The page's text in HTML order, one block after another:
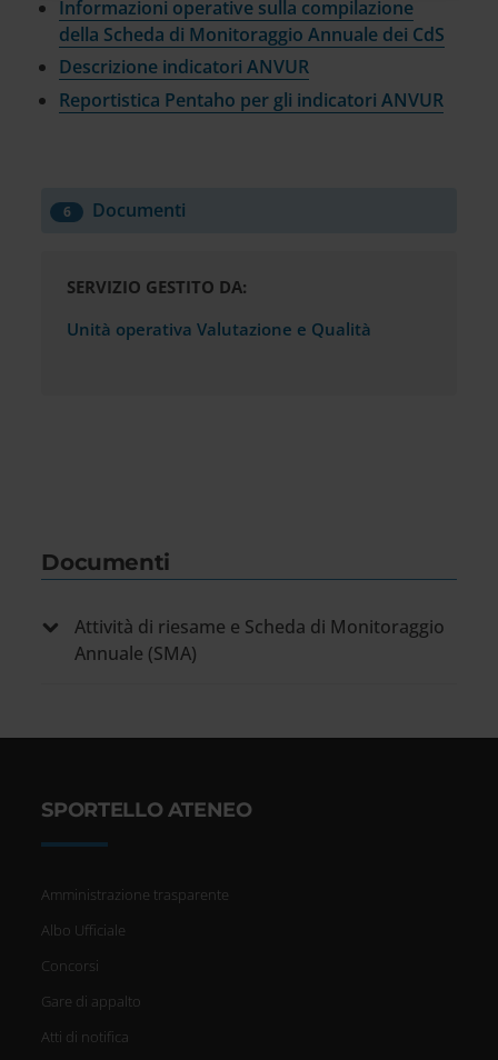
Informazioni operative sulla compilazione
della Scheda di Monitoraggio Annuale dei CdS
Descrizione indicatori ANVUR
Reportistica Pentaho per gli indicatori ANVUR
6 Documenti
SERVIZIO GESTITO DA:
Unità operativa Valutazione e Qualità
Documenti
Attività di riesame e Scheda di Monitoraggio
Annuale (SMA)
SPORTELLO ATENEO
Amministrazione trasparente
Albo Ufficiale
Concorsi
Gare di appalto
Atti di notifica